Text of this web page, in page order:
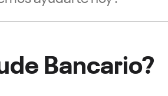
Bancario?